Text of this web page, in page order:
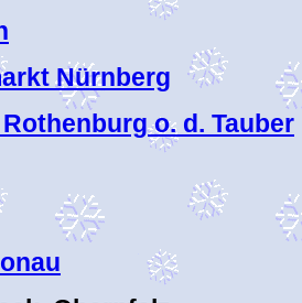
Nürnberg
o. d. Tauber